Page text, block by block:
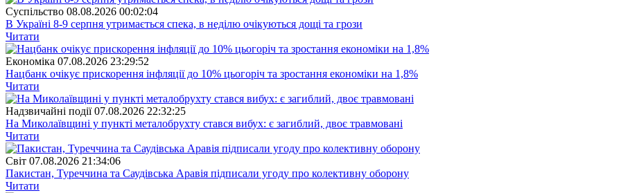
Суспiльство 08.08.2026 00:02:04
В Україні 8-9 серпня утримається спека, в неділю очікуються дощі та грози
Читати
Економіка 07.08.2026 23:29:52
Нацбанк очікує прискорення інфляції до 10% цьогоріч та зростання економіки на 1,8%
Читати
Надзвичайні події 07.08.2026 22:32:25
На Миколаївщині у пункті металобрухту стався вибух: є загиблий, двоє травмовані
Читати
Свiт 07.08.2026 21:34:06
Пакистан, Туреччина та Саудівська Аравія підписали угоду про колективну оборону
Читати